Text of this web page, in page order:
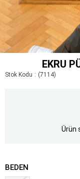
EKRU
Stok Kodu (7114)
Ürün
BEDEN